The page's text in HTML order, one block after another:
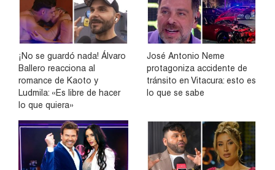
¡No se guardó nada! Álvaro
Ballero reacciona al
romance de Kaoto y
Ludmila: «Es libre de hacer
lo que quiera»
José Antonio Neme
protagoniza accidente de
tránsito en Vitacura: esto es
lo que se sabe